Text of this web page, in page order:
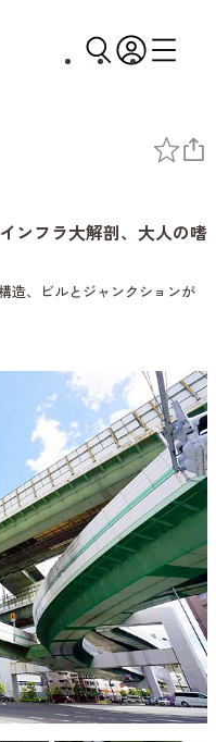
ンフラ大解剖、大人の嗜
造、ビルとジャンクションが